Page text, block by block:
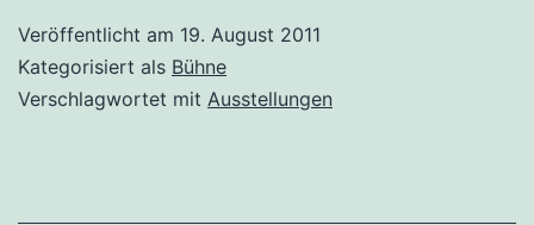
(Kritzendorf)
Veröffentlicht am 19. August 2011
Kategorisiert als Bühne
Verschlagwortet mit Ausstellungen